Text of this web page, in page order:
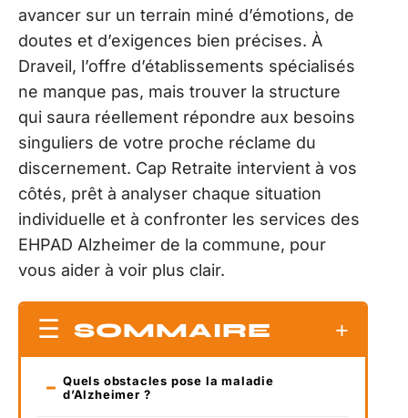
avancer sur un terrain miné d’émotions, de
doutes et d’exigences bien précises. À
Draveil, l’offre d’établissements spécialisés
ne manque pas, mais trouver la structure
qui saura réellement répondre aux besoins
singuliers de votre proche réclame du
discernement. Cap Retraite intervient à vos
côtés, prêt à analyser chaque situation
individuelle et à confronter les services des
EHPAD Alzheimer de la commune, pour
vous aider à voir plus clair.
SOMMAIRE
Quels obstacles pose la maladie
d’Alzheimer ?